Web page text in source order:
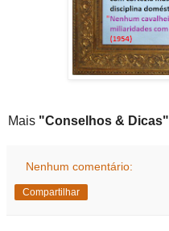
Mais "Conselhos & Dicas"
Nenhum comentário:
Compartilhar